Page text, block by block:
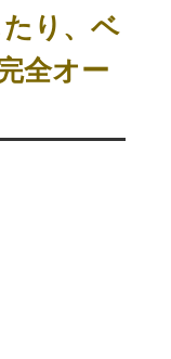
り、ベ
全オー